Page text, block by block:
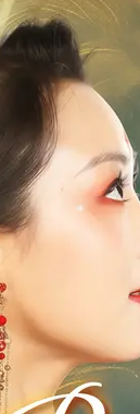
Janda
dibantai jadi
。Qi tewas
kabur bawa